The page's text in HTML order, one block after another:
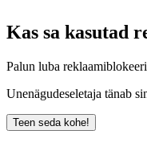
Kas sa kasutad
Palun luba
Unenägudeseletaja tänab
Teen seda kohe!